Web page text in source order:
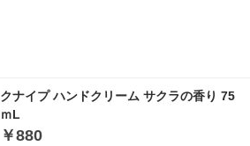
クナイプ ハンドクリーム サクラの香り 75
ｍL
￥880